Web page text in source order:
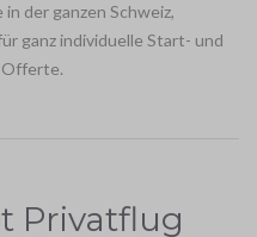
der ganzen Schweiz,
ganz individuelle Start- und
Offerte.
Privatflug